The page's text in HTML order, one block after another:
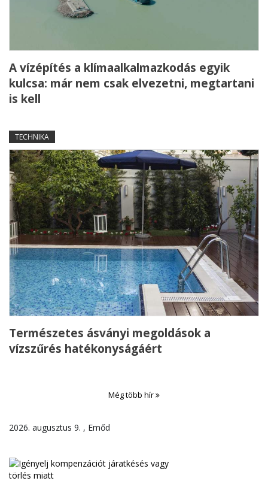
A vízépítés a klímaalkalmazkodás egyik
kulcsa: már nem csak elvezetni, megtartani
is kell
TECHNIKA
Természetes ásványi megoldások a
vízszűrés hatékonyságáért
Még több hír
2026. augusztus 9. , Emőd